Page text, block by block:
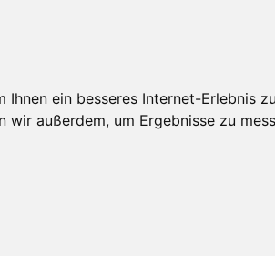
ein besseres Internet-Erlebnis
außerdem, um Ergebnisse zu